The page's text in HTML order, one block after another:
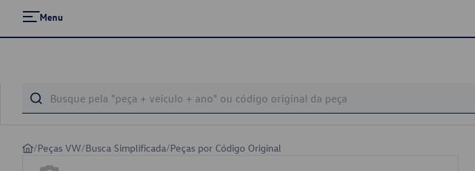
Menu
/Peças VW/Busca Simplificada/Peças por Código Original